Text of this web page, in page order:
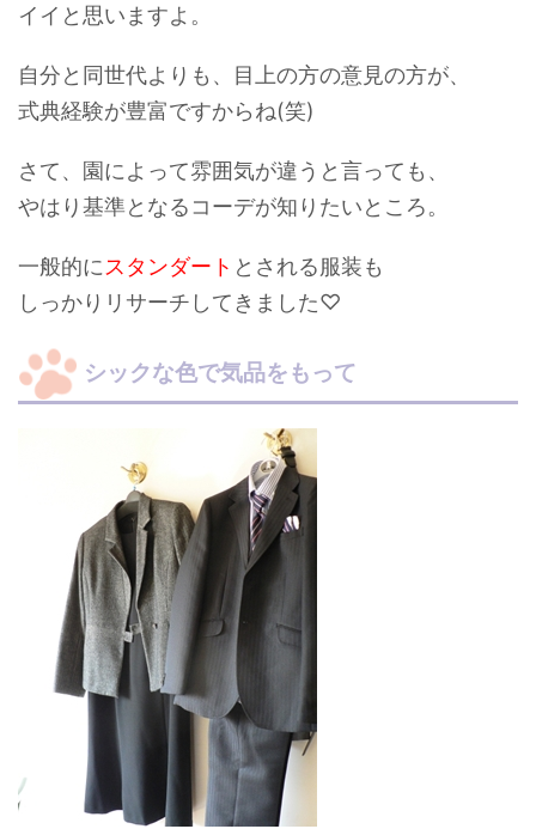
イイと思いますよ。
自分と同世代よりも、 目上の方の意見の方が、
式典経験が豊富ですからね(笑)
さて、園によって雰囲気が違うと言っても、
やはり基準となるコーデが知りたいところ。
一般的に スタンダート とされる服装も
しっかりリサーチしてきました♡
シックな色で気品をもって